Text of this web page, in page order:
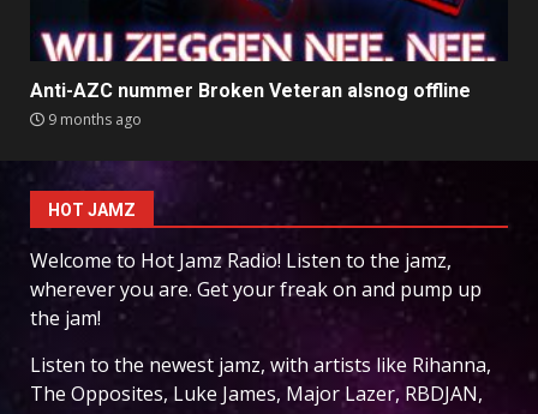
Anti-AZC nummer Broken Veteran alsnog offline
9 months ago
HOT JAMZ
Welcome to Hot Jamz Radio! Listen to the jamz,
wherever you are. Get your freak on and pump up
the jam!
Listen to the newest jamz, with artists like Rihanna,
The Opposites, Luke James, Major Lazer, RBDJAN,